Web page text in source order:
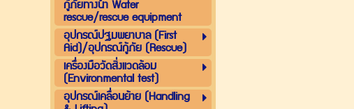
กู้ภัยทางน้ำ Water
rescue/rescue equipment
อุปกรณ์ปฐมพยาบาล (First
Aid)/อุปกรณ์กู้ภัย (Rescue)
เครื่องมือวัดสิ่งแวดล้อม
(Environmental test)
อุปกรณ์เคลื่อนย้าย (Handling